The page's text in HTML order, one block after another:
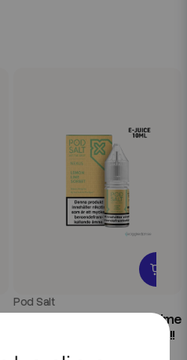
Pod Salt
Pod Salt Nexus | Lemon Lime
Sorbet | 10ml E-Juice | OBS!!